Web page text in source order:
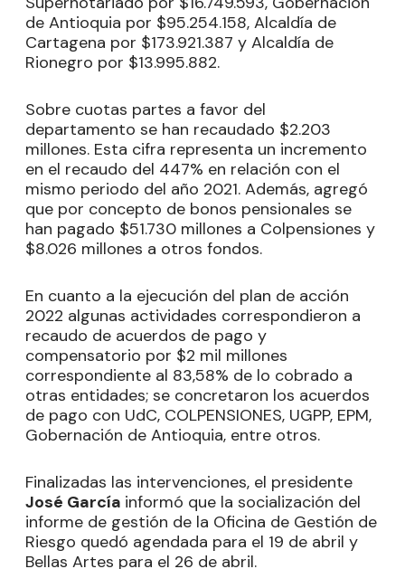
de Antioquia por $95.254.158, Alcaldía de
Cartagena por $173.921.387 y Alcaldía de
Rionegro por $13.995.882.
Sobre cuotas partes a favor del
departamento se han recaudado $2.203
millones. Esta cifra representa un incremento
en el recaudo del 447% en relación con el
mismo periodo del año 2021. Además, agregó
que por concepto de bonos pensionales se
han pagado $51.730 millones a Colpensiones y
$8.026 millones a otros fondos.
En cuanto a la ejecución del plan de acción
2022 algunas actividades correspondieron a
recaudo de acuerdos de pago y
compensatorio por $2 mil millones
correspondiente al 83,58% de lo cobrado a
otras entidades; se concretaron los acuerdos
de pago con UdC, COLPENSIONES, UGPP, EPM,
Gobernación de Antioquia, entre otros.
Finalizadas las intervenciones, el presidente
José García informó que la socialización del
informe de gestión de la Oficina de Gestión de
Riesgo quedó agendada para el 19 de abril y
Bellas Artes para el 26 de abril.